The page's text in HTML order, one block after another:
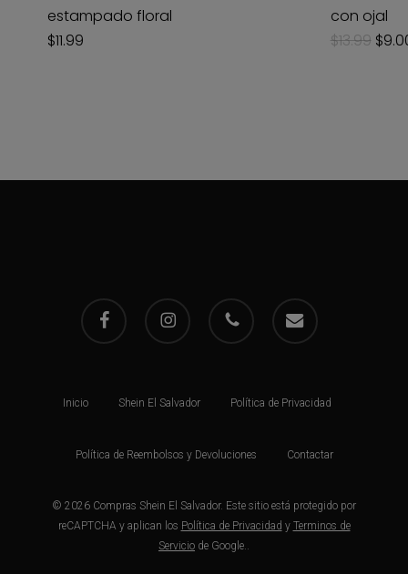
estampado floral
$11.99
con ojal
$13.99 $
facebook instagram phone email
Inicio Shein El Salvador Política de Privacidad
Política de Reembolsos y Devoluciones Contactar
© 2026 Compras Shein El Salvador. Este sitio está protegido por
reCAPTCHA y aplican los Política de Privacidad y Terminos de
Servicio de Google..